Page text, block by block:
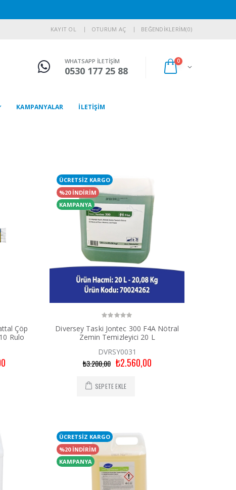
KAYIT OL OTURUM AÇ BEĞENDİKLERİM(0)
WHATSAPP İLETİŞİM
0530 177 25 88
0
KAMPANYALAR İLETİŞİM
Çöp
Rulo
ÜCRETSİZ KARGO
%20 İNDİRİM
KAMPANYA
Diversey Taski Jontec 300 F4A Nötral
Zemin Temizleyici 20 L
DVRSY0031
₺3.200,00 ₺2.560,00
SEPETE EKLE
ÜCRETSİZ KARGO
%20 İNDİRİM
KAMPANYA